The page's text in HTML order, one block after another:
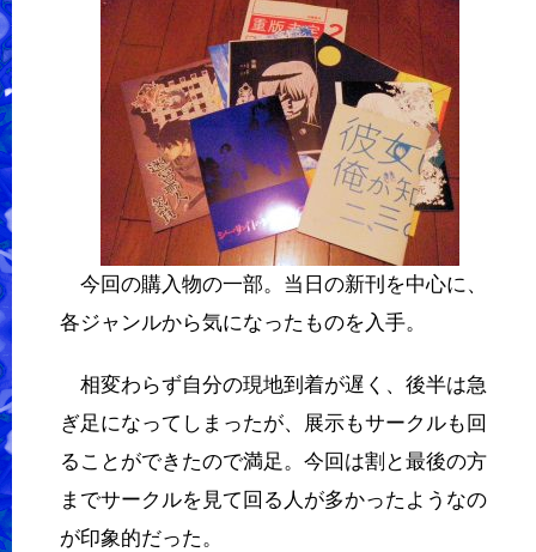
今回の購入物の一部。当日の新刊を中心に、
各ジャンルから気になったものを入手。
相変わらず自分の現地到着が遅く、後半は急
ぎ足になってしまったが、展示もサークルも回
ることができたので満足。今回は割と最後の方
までサークルを見て回る人が多かったようなの
が印象的だった。